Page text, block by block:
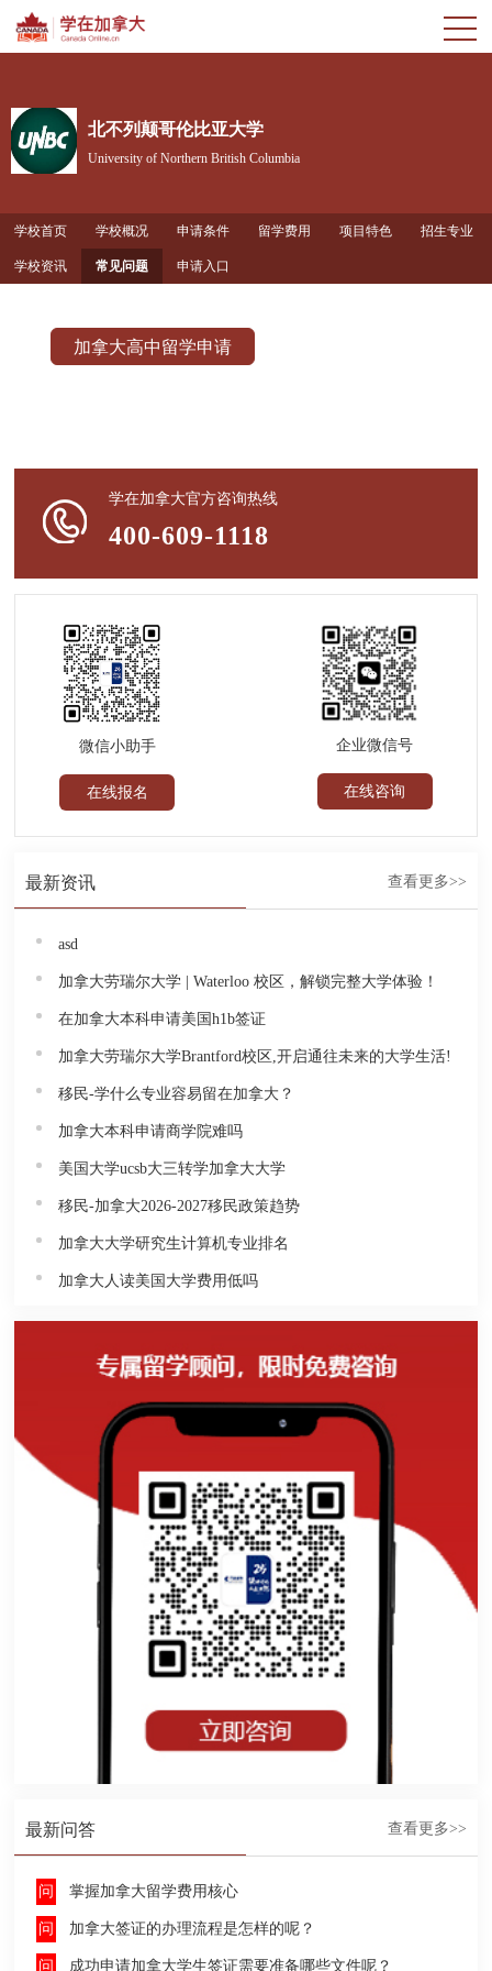
北不列颠哥伦比亚大学
University of Northern British Columbia
学校首页 学校概况 申请条件 留学费用 项目特色 招生专业
学校资讯 常见问题 申请入口
加拿大高中留学申请
学在加拿大官方咨询热线
400-609-1118
微信小助手
在线报名
企业微信号
在线咨询
最新资讯 查看更多>>
asd
加拿大劳瑞尔大学 | Waterloo 校区，解锁完整大学体验！
在加拿大本科申请美国h1b签证
加拿大劳瑞尔大学Brantford校区,开启通往未来的大学生活!
移民-学什么专业容易留在加拿大？
加拿大本科申请商学院难吗
美国大学ucsb大三转学加拿大大学
移民-加拿大2026-2027移民政策趋势
加拿大大学研究生计算机专业排名
加拿大人读美国大学费用低吗
最新问答 查看更多>>
掌握加拿大留学费用核心
加拿大签证的办理流程是怎样的呢？
成功申请加拿大学生签证需要准备哪些文件呢？